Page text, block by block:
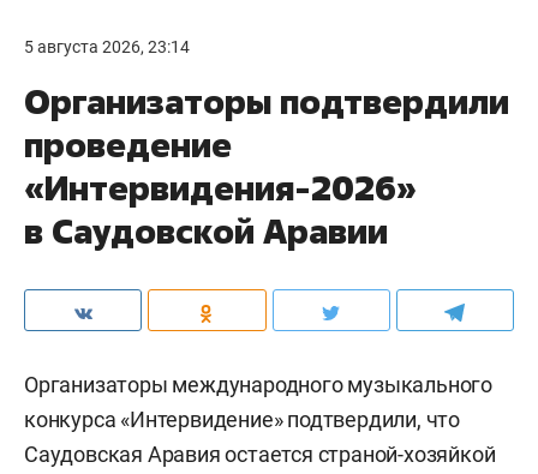
5 августа 2026, 23:14
Организаторы подтвердили
проведение
«Интервидения-2026»
в Саудовской Аравии
Организаторы международного музыкального
конкурса «Интервидение» подтвердили, что
Саудовская Аравия остается страной-хозяйкой